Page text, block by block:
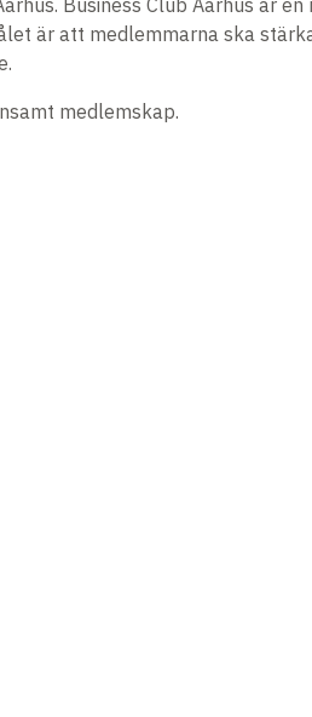
Business Club Aarhus är
är att medlemmarna ska
medlemskap.